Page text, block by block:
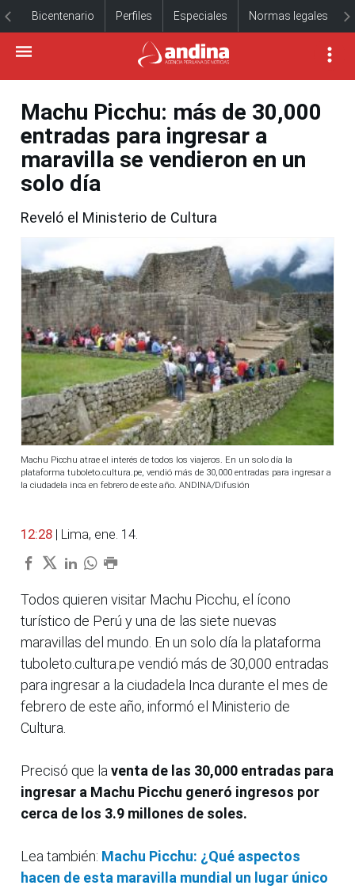
Bicentenario Perfiles Especiales Normas legales
Machu Picchu: más de 30,000
entradas para ingresar a
maravilla se vendieron en un
solo día
Reveló el Ministerio de Cultura
Machu Picchu atrae el interés de todos los viajeros. En un solo día la
plataforma tuboleto.cultura.pe, vendió más de 30,000 entradas para ingresar a
la ciudadela inca en febrero de este año. ANDINA/Difusión
12:28 | Lima, ene. 14.
Todos quieren visitar Machu Picchu, el ícono
turístico de Perú y una de las siete nuevas
maravillas del mundo. En un solo día la plataforma
tuboleto.cultura.pe vendió más de 30,000 entradas
para ingresar a la ciudadela Inca durante el mes de
febrero de este año, informó el Ministerio de
Cultura.
Precisó que la venta de las 30,000 entradas para
ingresar a Machu Picchu generó ingresos por
cerca de los 3.9 millones de soles.
Lea también: Machu Picchu: ¿Qué aspectos
hacen de esta maravilla mundial un lugar único